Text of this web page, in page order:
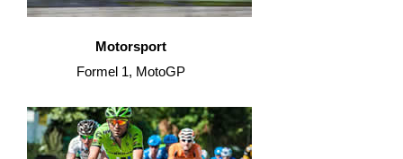
Motorsport
Formel 1, MotoGP